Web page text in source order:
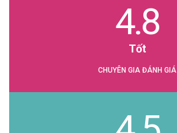
4.8
Tốt
CHUYÊN GIA ĐÁNH GIÁ